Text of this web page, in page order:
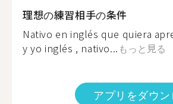
理想の練習相手の条件
Nativo en inglés que quiera
y yo inglés , nativo... もっと見る
アプリをダウ